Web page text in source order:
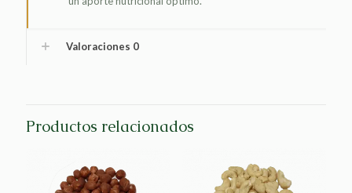
Valoraciones 0
Productos relacionados